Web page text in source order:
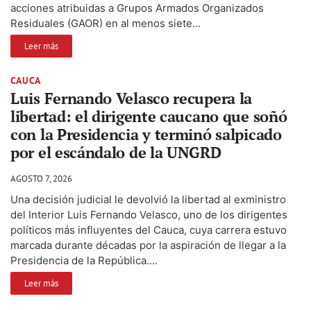
acciones atribuidas a Grupos Armados Organizados
Residuales (GAOR) en al menos siete...
Leer más
CAUCA
Luis Fernando Velasco recupera la
libertad: el dirigente caucano que soñó
con la Presidencia y terminó salpicado
por el escándalo de la UNGRD
AGOSTO 7, 2026
Una decisión judicial le devolvió la libertad al exministro
del Interior Luis Fernando Velasco, uno de los dirigentes
políticos más influyentes del Cauca, cuya carrera estuvo
marcada durante décadas por la aspiración de llegar a la
Presidencia de la República....
Leer más